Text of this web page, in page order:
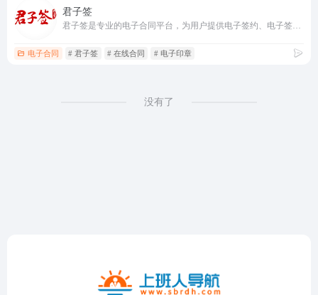
君子签
君子签是专业的电子合同平台，为用户提供电子签约、电子签章、合同管理、数据存证、 司法服务的一站式电子签，帮助用户实现降本增效，随时随地完成在线签署及实时存证，保障签署的合同不可改并可追溯。
电子合同 # 君子签 # 在线合同 # 电子印章
没有了